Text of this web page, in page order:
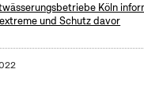
Köln
und Schutz davor